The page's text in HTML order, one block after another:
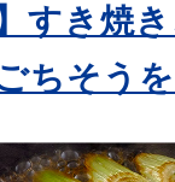
すき焼
ちそうを